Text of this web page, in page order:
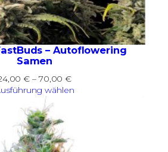
– Autoflowering
Samen
€ – 70,00€Preisspanne:
24,00 €
wählen